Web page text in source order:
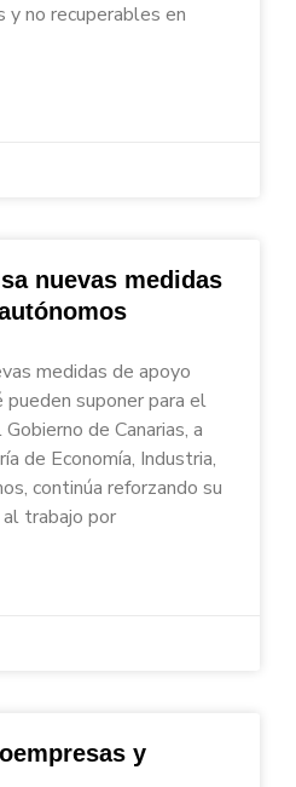
no recuperables en
nuevas medidas
medidas de apoyo
pueden suponer para el
de Canarias, a
de Economía, Industria,
continúa reforzando su
trabajo por
y